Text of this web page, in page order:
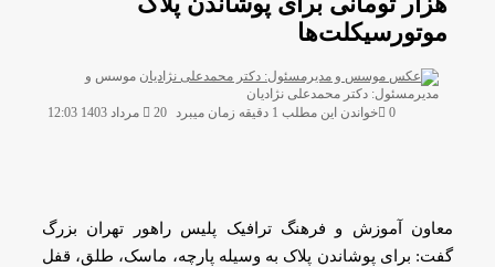
موتورسیکلت‌ها
موسس و
مدیرمسئول: دکتر محمدعلی نژادیانارسال
ایمیل
20 مرداد 1403 12:03 0 خواندن این مطلب 1 دقیقه زمان میبرد
معاون آموزش و فرهنگ ترافیک پلیس راهور تهران بزرگ
گفت: برای پوشاندن پلاک به وسیله پارچه، ماسک، طلق، قفل